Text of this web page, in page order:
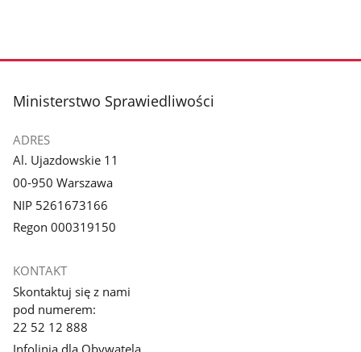
stopka
Ministerstwo Sprawiedliwości
ADRES
Al. Ujazdowskie 11
00-950 Warszawa
NIP 5261673166
Regon 000319150
KONTAKT
Skontaktuj się z nami
pod numerem:
22 52 12 888